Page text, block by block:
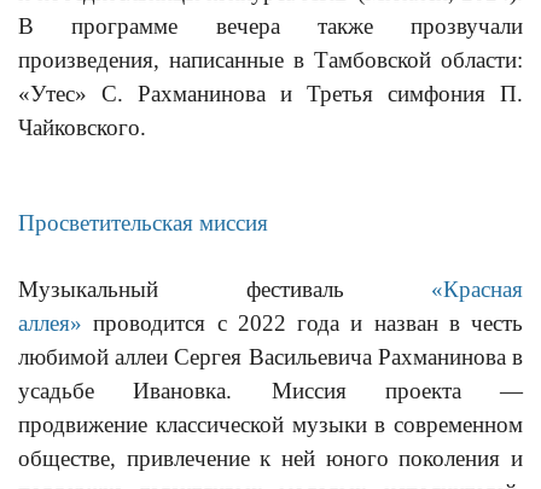
В программе вечера также прозвучали
произведения, написанные в Тамбовской области:
«Утес» С. Рахманинова и Третья симфония П.
Чайковского.
Просветительская миссия
Музыкальный фестиваль «Красная
аллея» проводится с 2022 года и назван в честь
любимой аллеи Сергея Васильевича Рахманинова в
усадьбе Ивановка. Миссия проекта —
продвижение классической музыки в современном
обществе, привлечение к ней юного поколения и